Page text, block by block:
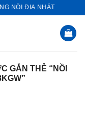
NỘI ĐỊA NHẬT
GẮN THẺ “NỒI